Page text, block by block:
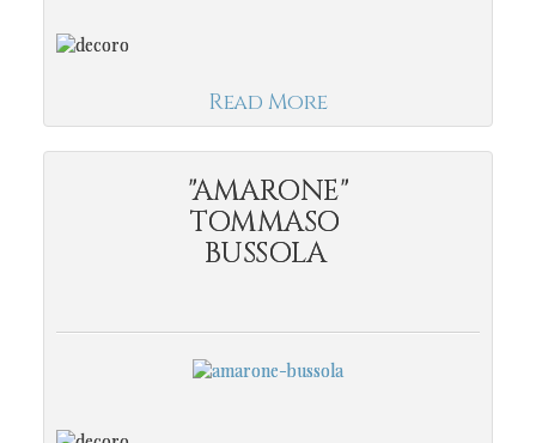
Read More
"AMARONE"
TOMMASO
BUSSOLA